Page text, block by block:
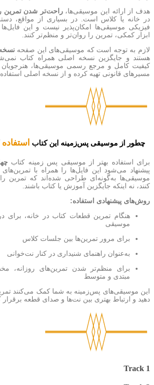
هدف از ارائه این موسیقی‌ها،راحت‌تر شدن تمرین
فیزیکی موسیقی‌ها امکان‌پذیر نیست و این فایل‌ها
ابزار کمکی، تمرین را روان‌تر و منظم‌تر کنند.
لازم به توجه است که موسیقی‌های این صفحه
هستند و جایگزین نسخه اصلی همراه کتاب
مسیرهای قانونی تهیه کرده و از نسخه اصلی استفاده
چطور از موسیقی پس‌زمینه این کتاب استفاده
برای استفاده بهتر از موسیقی‌ پس‌ زمینه کتاب
پیشنهاد می‌شود این فایل‌ها را همراه با تمرین‌های
موسیقی‌ها به‌گونه‌ای طراحی شده‌اند که تمرین را
کنند، نه اینکه جایگزین آموزش یا کتاب باشند.
روش‌های پیشنهادی استفاده:
هنگام تمرین قطعات کتاب در خانه، برای
موسیقی
برای مرور تمرین‌ها بین جلسات کلاس
به‌عنوان راهنمای شنیداری در کنار نت‌خوانی
برای منظم‌تر شدن تمرین‌های روزانه،
مبتدی و متوسط
این موسیقی‌های پس‌زمینه به شما کمک می‌کنند
دهید و ارتباط بهتری بین نت‌ها و صدای قطعه برقرار
Track 1